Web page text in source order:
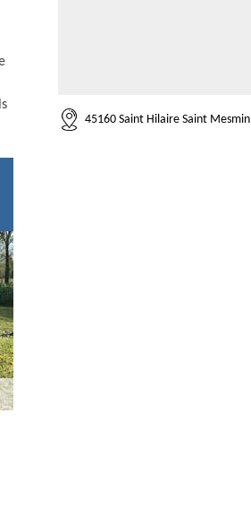
45160 Saint Hilaire Saint Mesmin